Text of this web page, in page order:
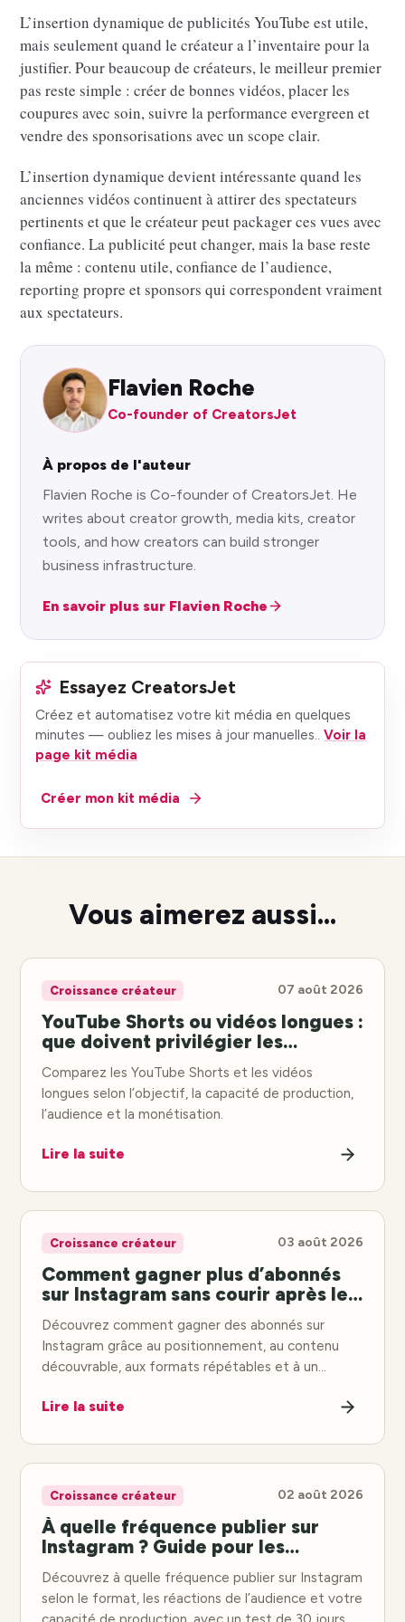
L’insertion dynamique de publicités YouTube est utile,
mais seulement quand le créateur a l’inventaire pour la
justifier. Pour beaucoup de créateurs, le meilleur premier
pas reste simple : créer de bonnes vidéos, placer les
coupures avec soin, suivre la performance evergreen et
vendre des sponsorisations avec un scope clair.
L’insertion dynamique devient intéressante quand les
anciennes vidéos continuent à attirer des spectateurs
pertinents et que le créateur peut packager ces vues avec
confiance. La publicité peut changer, mais la base reste
la même : contenu utile, confiance de l’audience,
reporting propre et sponsors qui correspondent vraiment
aux spectateurs.
Flavien Roche
Co-founder of CreatorsJet
À propos de l'auteur
Flavien Roche is Co-founder of CreatorsJet. He
writes about creator growth, media kits, creator
tools, and how creators can build stronger
business infrastructure.
En savoir plus sur Flavien Roche
Essayez CreatorsJet
Créez et automatisez votre kit média en quelques
minutes — oubliez les mises à jour manuelles.. Voir la
page kit média
Créer mon kit média
Vous aimerez aussi...
Croissance créateur 07 août 2026
YouTube Shorts ou vidéos longues :
que doivent privilégier les
Comparez les YouTube Shorts et les vidéos
longues selon l’objectif, la capacité de production,
l’audience et la monétisation.
Lire la suite
Croissance créateur 03 août 2026
Comment gagner plus d’abonnés
sur Instagram sans courir après les
Découvrez comment gagner des abonnés sur
Instagram grâce au positionnement, au contenu
découvrable, aux formats répétables et à un
Lire la suite
Croissance créateur 02 août 2026
À quelle fréquence publier sur
Instagram ? Guide pour les
Découvrez à quelle fréquence publier sur Instagram
selon le format, les réactions de l’audience et votre